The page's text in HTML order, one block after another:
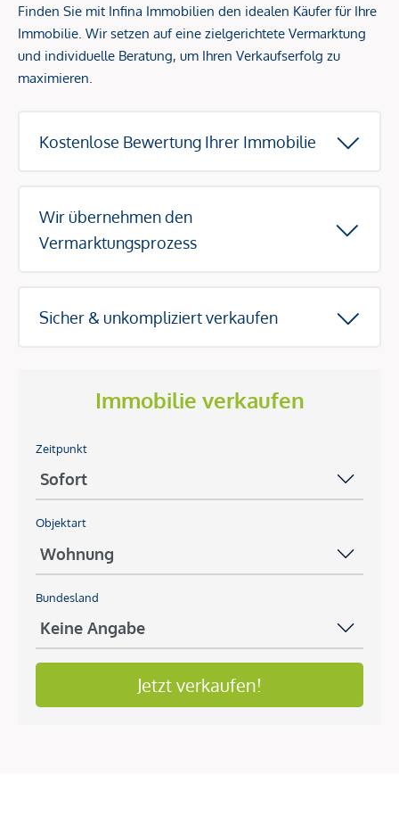
Finden Sie mit Infina Immobilien den idealen Käufer für Ihre
Immobilie. Wir setzen auf eine zielgerichtete Vermarktung
und individuelle Beratung, um Ihren Verkaufserfolg zu
maximieren.
Kostenlose Bewertung Ihrer Immobilie
Wir übernehmen den
Vermarktungsprozess
Sicher & unkompliziert verkaufen
Immobilie verkaufen
Zeitpunkt
Objektart
Bundesland
Jetzt verkaufen!